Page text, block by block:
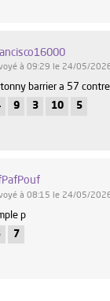
à 09:29 le 24/05/
barrier a 57
9 3 10 5
à 08:15 le 24/05/
p
7